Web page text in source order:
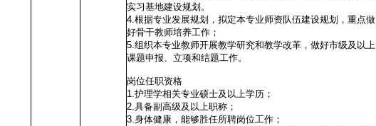
实习基地建设规划。
4.根据专业发展规划，拟定本专业师资队伍建设规划，重点做
好骨干教师培养工作；
5.组织本专业教师开展教学研究和教学改革，做好市级及以上
课题申报、立项和结题工作。
岗位任职资格
1.护理学相关专业硕士及以上学历；
2.具备副高级及以上职称；
3.身体健康，能够胜任所聘岗位工作；